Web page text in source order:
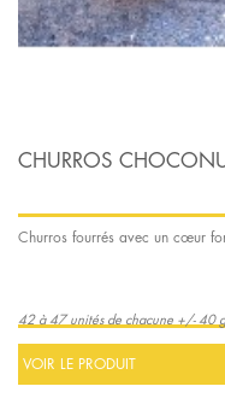
CHURROS
Churros fourrés avec un cœur
42 à 47 unités de chacune +/- 40 g
VOIR LE PRODUIT